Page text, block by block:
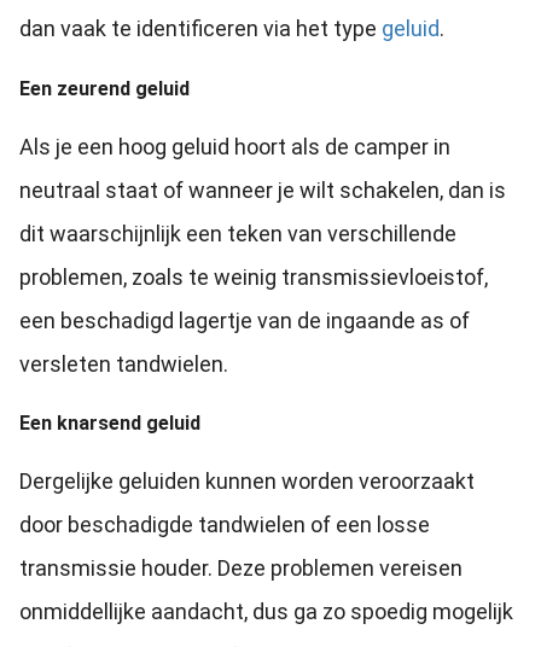
dan vaak te identificeren via het type geluid.
Een zeurend geluid
Als je een hoog geluid hoort als de camper in
neutraal staat of wanneer je wilt schakelen, dan is
dit waarschijnlijk een teken van verschillende
problemen, zoals te weinig transmissievloeistof,
een beschadigd lagertje van de ingaande as of
versleten tandwielen.
Een knarsend geluid
Dergelijke geluiden kunnen worden veroorzaakt
door beschadigde tandwielen of een losse
transmissie houder. Deze problemen vereisen
onmiddellijke aandacht, dus ga zo spoedig mogelijk